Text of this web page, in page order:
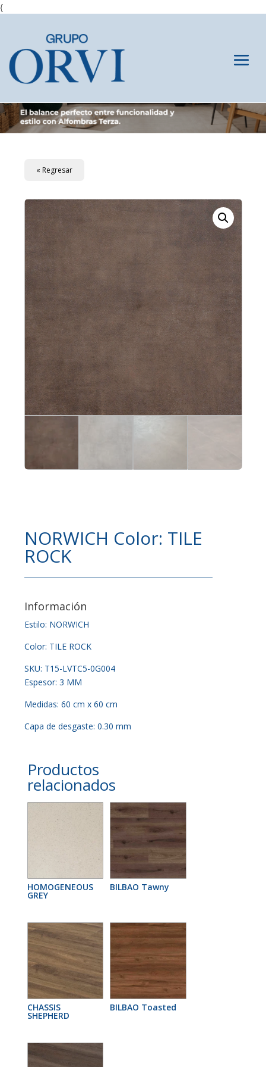
{
« Regresar
NORWICH Color: TILE
ROCK
Información
Estilo: NORWICH
Color: TILE ROCK
SKU: T15-LVTC5-0G004
Espesor: 3 MM
Medidas: 60 cm x 60 cm
Capa de desgaste: 0.30 mm
Productos
relacionados
HOMOGENEOUS
GREY
BILBAO Tawny
CHASSIS
SHEPHERD
BILBAO Toasted